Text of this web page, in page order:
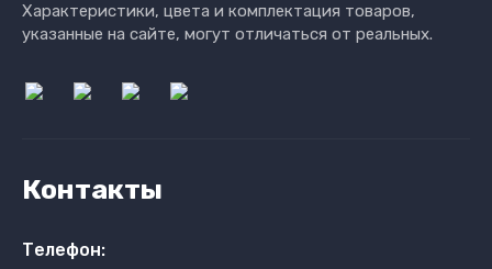
Характеристики, цвета и комплектация товаров,
указанные на сайте, могут отличаться от реальных.
Контакты
Телефон: